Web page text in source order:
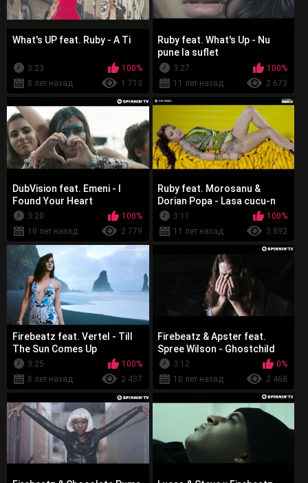
What's UP feat. Ruby - A Ti
3:23
100%
8 лет назад
1 713
Ruby feat. What's Up - Nu
pune la suflet
3:27
100%
11 лет назад
2 673
DubVision feat. Emeni - I
Found Your Heart
3:20
100%
10 лет назад
2 779
Ruby feat. Morosanu &
Dorian Popa - Lasa cucu-n
pace3:11
100%
11 лет назад
3 892
Firebeatz feat. Vertel - Till
The Sun Comes Up
3:25
100%
8 лет назад
2 437
Firebeatz & Apster feat.
Spree Wilson - Ghostchild
3:12
0%
10 лет назад
2 468